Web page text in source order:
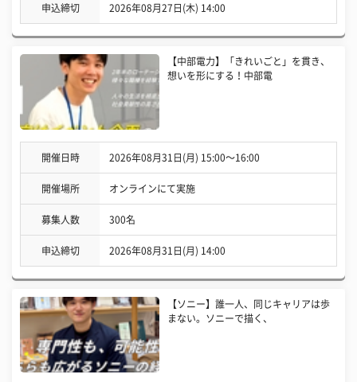
申込締切 2026年08月27日(木) 14:00
【中部電力】「きれいごと」を貫き、
想いを形にする！中部電
開催日時 2026年08月31日(月) 15:00〜16:00
開催場所 オンラインにて実施
募集人数 300名
申込締切 2026年08月31日(月) 14:00
【ソニー】誰一人、同じキャリアは歩
まない。ソニーで描く、